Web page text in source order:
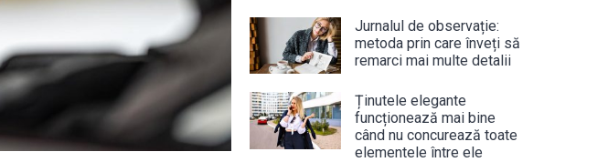
Jurnalul de observație:
metoda prin care înveți să
remarci mai multe detalii
Ținutele elegante
funcționează mai bine
când nu concurează toate
elementele între ele